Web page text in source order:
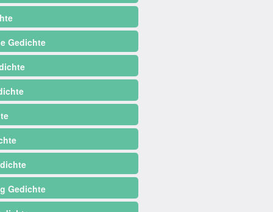
Gedichte
Gedichte